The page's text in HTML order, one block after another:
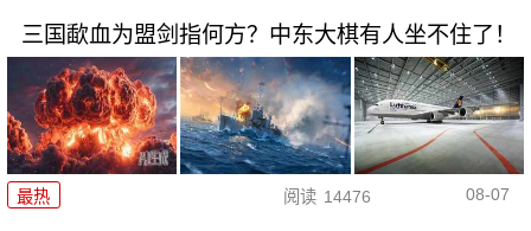
三国歃血为盟剑指何方？中东大棋有人坐不住了！
最热 阅读 14476 08-07